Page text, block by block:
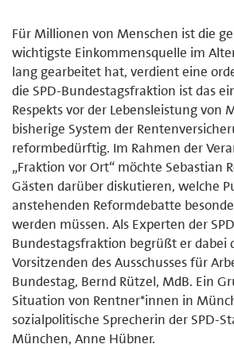
Für Millionen von Menschen ist die
wichtigste Einkommensquelle im
lang gearbeitet hat, verdient eine
die SPD-Bundestagsfraktion ist das
Respekts vor der Lebensleistung von
bisherige System der
reformbedürftig. Im Rahmen der
„Fraktion vor Ort“ möchte Sebastian
Gästen darüber diskutieren, welche
anstehenden Reformdebatte
werden müssen. Als Experten der
Bundestagsfraktion begrüßt er dabei
Vorsitzenden des Ausschusses für
Bundestag, Bernd Rützel, MdB. Ein
Situation von Rentner*innen in
sozialpolitische Sprecherin der SPD-
München, Anne Hübner.